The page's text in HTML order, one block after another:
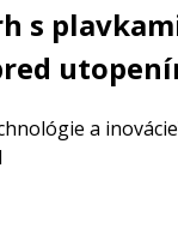
s
a inovácie